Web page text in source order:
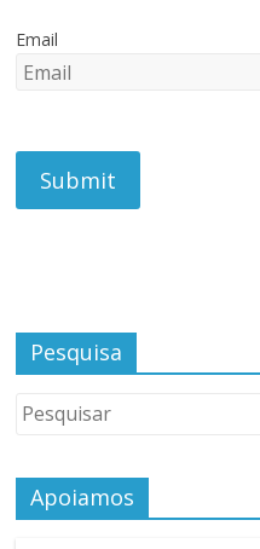
Email
Pesquisa
Apoiamos